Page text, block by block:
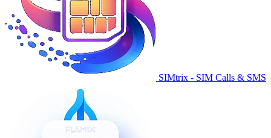
SIMtrix - SIM Calls & SMS